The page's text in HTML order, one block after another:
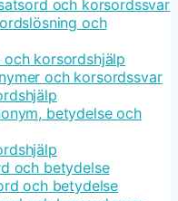
och korsordssvar
och
korsordshjälp
och korsordssvar
betydelse och
och betydelse
och betydelse